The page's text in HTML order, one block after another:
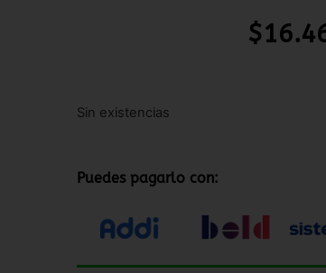
$
Sin existencias
Puedes pagarlo con: